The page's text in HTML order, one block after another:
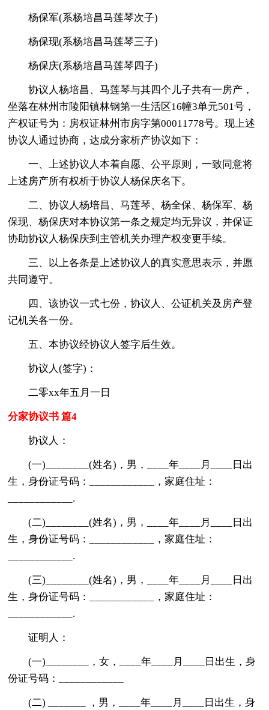
杨保军(系杨培昌马莲琴次子)
杨保现(系杨培昌马莲琴三子)
杨保庆(系杨培昌马莲琴四子)
协议人杨培昌、马莲琴与其四个儿子共有一房产，
坐落在林州市陵阳镇林钢第一生活区16幢3单元501号，
产权证号为：房权证林州市房字第00011778号。现上述
协议人通过协商，达成分家析产协议如下：
一、上述协议人本着自愿、公平原则，一致同意将
上述房产所有权析于协议人杨保庆名下。
二、协议人杨培昌、马莲琴、杨全保、杨保军、杨
保现、杨保庆对本协议第一条之规定均无异议，并保证
协助协议人杨保庆到主管机关办理产权变更手续。
三、以上各条是上述协议人的真实意思表示，并愿
共同遵守。
四、该协议一式七份，协议人、公证机关及房产登
记机关各一份。
五、本协议经协议人签字后生效。
协议人(签字)：
二零xx年五月一日
分家协议书 篇4
协议人：
(一)________(姓名)，男，____年____月____日出
生，身份证号码：____________，家庭住址：
____________.
(二)________(姓名)，男，____年____月____日出
生，身份证号码：____________，家庭住址：
____________.
(三)________(姓名)，男，____年____月____日出
生，身份证号码：____________，家庭住址：
____________.
证明人：
(一)________，女，____年____月____日出生，身
份证号码：____________
(二) _______ ，男，____年____月____日出生，身